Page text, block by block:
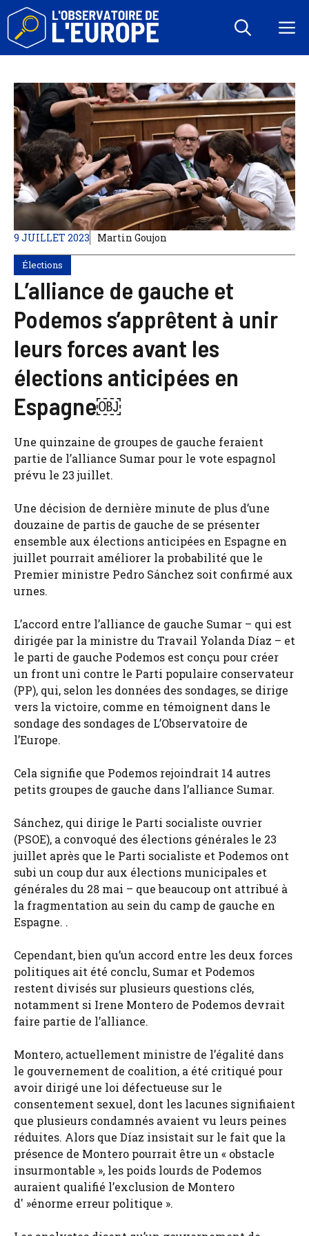
Aller
contenu
9 JUILLET 2023 Martin Goujon
Élections
L’alliance de gauche et
Podemos s’apprêtent à unir
leurs forces avant les
élections anticipées en
Espagne￼
Une quinzaine de groupes de gauche feraient
partie de l’alliance Sumar pour le vote espagnol
prévu le 23 juillet.
Une décision de dernière minute de plus d’une
douzaine de partis de gauche de se présenter
ensemble aux élections anticipées en Espagne en
juillet pourrait améliorer la probabilité que le
Premier ministre Pedro Sánchez soit confirmé aux
urnes.
L’accord entre l’alliance de gauche Sumar – qui est
dirigée par la ministre du Travail Yolanda Díaz – et
le parti de gauche Podemos est conçu pour créer
un front uni contre le Parti populaire conservateur
(PP), qui, selon les données des sondages, se dirige
vers la victoire, comme en témoignent dans le
sondage des sondages de L’Observatoire de
l’Europe.
Cela signifie que Podemos rejoindrait 14 autres
petits groupes de gauche dans l’alliance Sumar.
Sánchez, qui dirige le Parti socialiste ouvrier
(PSOE), a convoqué des élections générales le 23
juillet après que le Parti socialiste et Podemos ont
subi un coup dur aux élections municipales et
générales du 28 mai – que beaucoup ont attribué à
la fragmentation au sein du camp de gauche en
Espagne. .
Cependant, bien qu’un accord entre les deux forces
politiques ait été conclu, Sumar et Podemos
restent divisés sur plusieurs questions clés,
notamment si Irene Montero de Podemos devrait
faire partie de l’alliance.
Montero, actuellement ministre de l’égalité dans
le gouvernement de coalition, a été critiqué pour
avoir dirigé une loi défectueuse sur le
consentement sexuel, dont les lacunes signifiaient
que plusieurs condamnés avaient vu leurs peines
réduites. Alors que Díaz insistait sur le fait que la
présence de Montero pourrait être un « obstacle
insurmontable », les poids lourds de Podemos
auraient qualifié l’exclusion de Montero
d' »énorme erreur politique ».